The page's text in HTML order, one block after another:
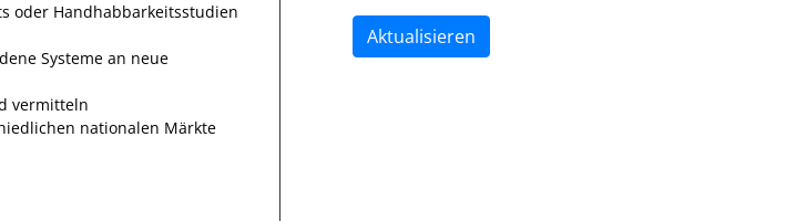
oder Handhabbarkeitsstudien
Systeme an neue
vermitteln
nationalen Märkte
Aktualisieren